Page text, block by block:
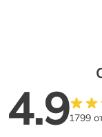
4.91799